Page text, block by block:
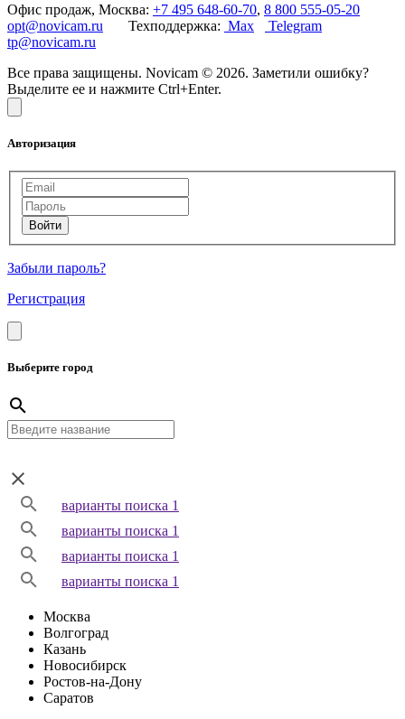
Офис продаж, Москва: +7 495 648-60-70, 8 800 555-05-20
opt@novicam.ru Техподдержка: Max
Telegram
tp@novicam.ru
Все права защищены. Novicam © 2026. Заметили ошибку?
Выделите ее и нажмите Ctrl+Enter.
Авторизация
Забыли пароль?
Регистрация
Выберите город
варианты поиска 1
варианты поиска 1
варианты поиска 1
варианты поиска 1
Москва
Волгоград
Казань
Новосибирск
Ростов-на-Дону
Саратов